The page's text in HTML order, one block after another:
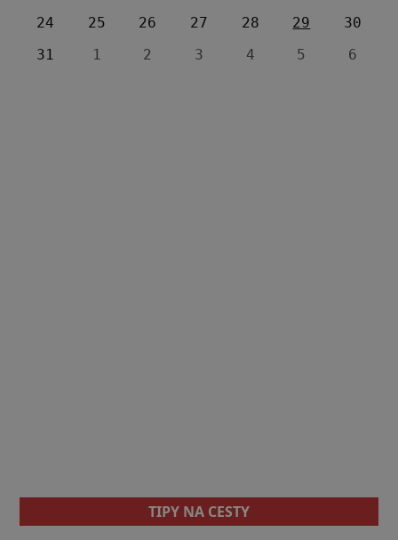
24
25 26 27 28 29
30
31
1 2 3 4 5 6
TIPY NA CESTY